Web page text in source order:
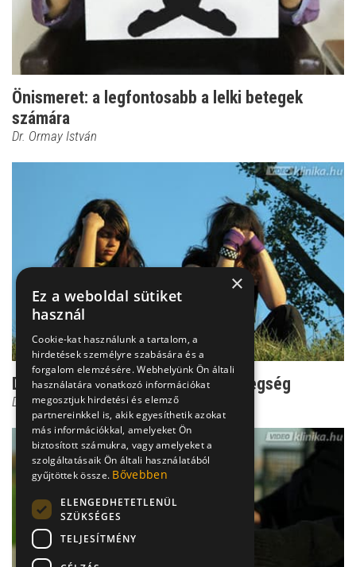
Önismeret: a legfontosabb a lelki betegek
számára
Dr. Ormay István
Dr. Csernus: Ilyen a borderline betegség
Dr. Csernus Imre
×
Ez a weboldal sütiket
használ
Cookie-kat használunk a tartalom, a
hirdetések személyre szabására és a
forgalom elemzésére. Webhelyünk Ön általi
használatára vonatkozó információkat
megosztjuk hirdetési és elemző
partnereinkkel is, akik egyesíthetik azokat
más információkkal, amelyeket Ön
biztosított számukra, vagy amelyeket a
szolgáltatásaik Ön általi használatából
gyűjtöttek össze. Bővebben
ELENGEDHETETLENÜL
SZÜKSÉGES
TELJESÍTMÉNY